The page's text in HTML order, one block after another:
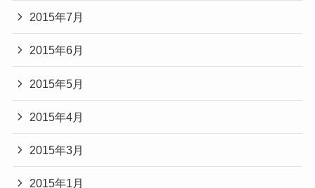
2015年7月
2015年6月
2015年5月
2015年4月
2015年3月
2015年1月